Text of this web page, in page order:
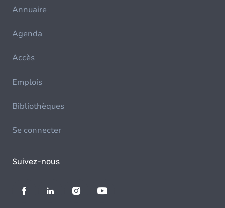
Annuaire
Agenda
Accès
Emplois
Bibliothèques
Se connecter
Suivez-nous